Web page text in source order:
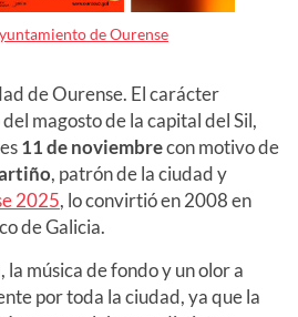
de Ourense
de Ourense. El carácter
magosto de la capital del Sil,
11 de noviembrecon motivo de
, patrón de la ciudad y
2025, lo convirtió en 2008 en
de Galicia.
la música de fondo y un olor a
por toda la ciudad, ya que la